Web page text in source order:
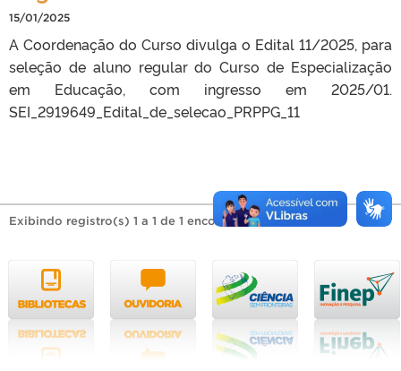
15/01/2025
A Coordenação do Curso divulga o Edital 11/2025, para
seleção de aluno regular do Curso de Especialização
em Educação, com ingresso em 2025/01.
SEI_2919649_Edital_de_selecao_PRPPG_11
Exibindo registro(s) 1 a 1 de 1 encontrado(s).